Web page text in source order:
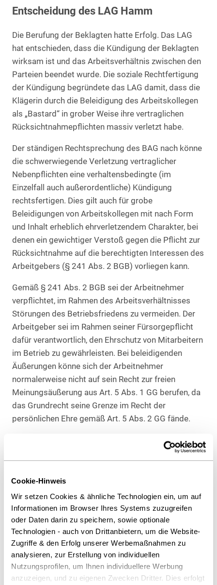
Cookie-Hinweis
Wir setzen Cookies & ähnliche Technologien ein, um auf
Informationen im Browser Ihres Systems zuzugreifen
oder Daten darin zu speichern, sowie optionale
Technologien - auch von Drittanbietern, um die Website-
Zugriffe & den Erfolg unserer Werbemaßnahmen zu
analysieren, zur Erstellung von individuellen
Nutzungsprofilen, um Ihnen individuellere Werbung
anzuzeigen, und zu eigenen Zwecken Dritter. Dies erfolgt
Entscheidung des LAG Hamm
Die Berufung der Beklagten hatte Erfolg. Das LAG
hat entschieden, dass die Kündigung der Beklagten
wirksam ist und das Arbeitsverhältnis zwischen den
Parteien beendet wurde. Die soziale Rechtfertigung
der Kündigung begründete das LAG damit, dass die
Klägerin durch die Beleidigung des Arbeitskollegen
als „Bastard“ in grober Weise ihre vertraglichen
Rücksichtnahmepflichten massiv verletzt habe.
Der ständigen Rechtsprechung des BAG nach könne
die schwerwiegende Verletzung vertraglicher
Nebenpflichten eine verhaltensbedingte (im
Einzelfall auch außerordentliche) Kündigung
rechtsfertigen. Dies gilt auch für grobe
Beleidigungen von Arbeitskollegen mit nach Form
und Inhalt erheblich ehrverletzendem Charakter, bei
denen ein gewichtiger Verstoß gegen die Pflicht zur
Rücksichtnahme auf die berechtigten Interessen des
Arbeitgebers (§ 241 Abs. 2 BGB) vorliegen kann.
Gemäß § 241 Abs. 2 BGB sei der Arbeitnehmer
verpflichtet, im Rahmen des Arbeitsverhältnisses
Störungen des Betriebsfriedens zu vermeiden. Der
Arbeitgeber sei im Rahmen seiner Fürsorgepflicht
dafür verantwortlich, den Ehrschutz von Mitarbeitern
im Betrieb zu gewährleisten. Bei beleidigenden
Äußerungen könne sich der Arbeitnehmer
normalerweise nicht auf sein Recht zur freien
Meinungsäußerung aus Art. 5 Abs. 1 GG berufen, da
das Grundrecht seine Grenze im Recht der
persönlichen Ehre gemäß Art. 5 Abs. 2 GG fände.
Das LAG stellte für die negative Prognose und für die
Abwägung zwischen Beendigungsinteresse der
Klägerin entscheidend auf die Schwere der
Beleidigung ab. Trotz der Länge des zu Beginn
beanstandungsfreien Arbeitsverhältnisses falle die
Interessenabwägung daher zulasten der Klägerin
aus. Mit dem Schimpfwort „Bastard“ habe die
Klägerin den Kollegen als unterwertigen Menschen
von illegitimer Abstammung bezeichnet. Dies stelle
eine gravierende Ehrkränkung dar. Diese schwere